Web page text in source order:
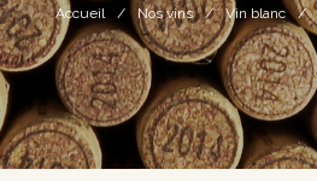
Accueil Nos vins Vin blanc